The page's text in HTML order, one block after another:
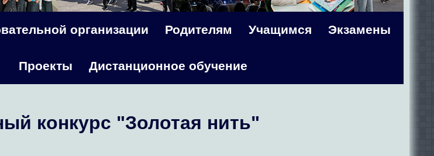
организации Родителям Учащимся Экзамены
Проекты Дистанционное обучение
конкурс "Золотая нить"